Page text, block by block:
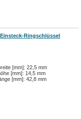
Einsteck-Ringschlüssel
[mm]: 22,5 mm
[mm]: 14,5 mm
[mm]: 42,8 mm